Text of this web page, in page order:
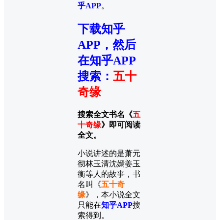
乎APP。
下载知乎
APP，然后
在知乎APP
搜索 ： 五十
奇缘
搜索全文书名《五
十奇缘》即可阅读
全文。
小说讲述的是萧元
彻林玉清沈嫣姜玉
衡等人的故事，书
名叫《五十奇
缘》，本小说全文
只能在知乎APP搜
索得到。